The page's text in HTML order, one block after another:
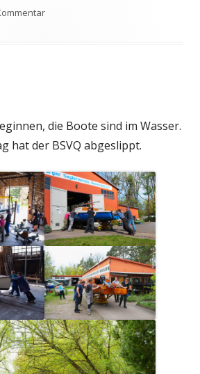
zu Ansegeln 2026
die Boote sind im Wasser.
hat der BSVQ abgeslippt.